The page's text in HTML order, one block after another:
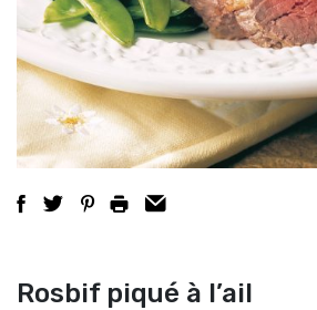
Rosbif piqué à l’ail